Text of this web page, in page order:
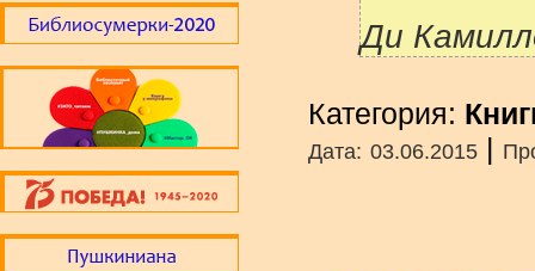
Ди
Категория:
Дата: 03.06.2015 |